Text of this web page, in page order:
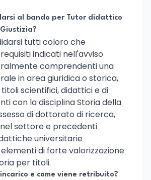
al bando per Tutor didattico
tutti coloro che
indicati nell'avviso
comprendenti una
in area giuridica o storica,
scientifici, didattici e di
con la disciplina Storia della
di dottorato di ricerca,
settore e precedenti
universitarie
di forte valorizzazione
per titoli.
e come viene retribuito?